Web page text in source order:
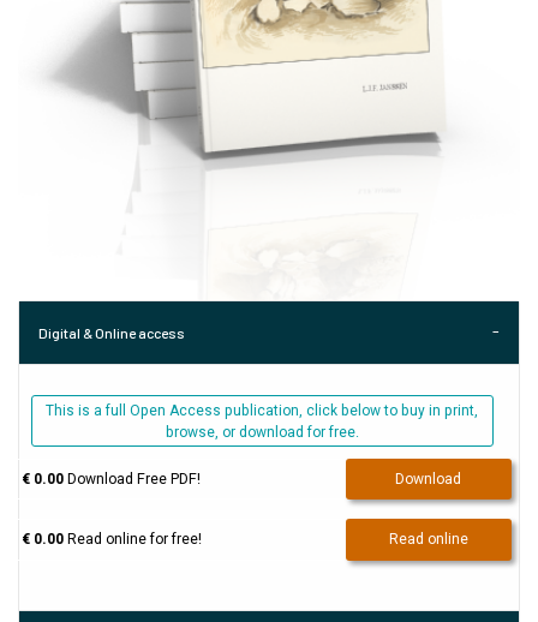
Digital & Online access
This is a full Open Access publication, click below to buy in print,
browse, or download for free.
€ 0.00Download Free PDF! Download
€ 0.00Read online for free! Read online